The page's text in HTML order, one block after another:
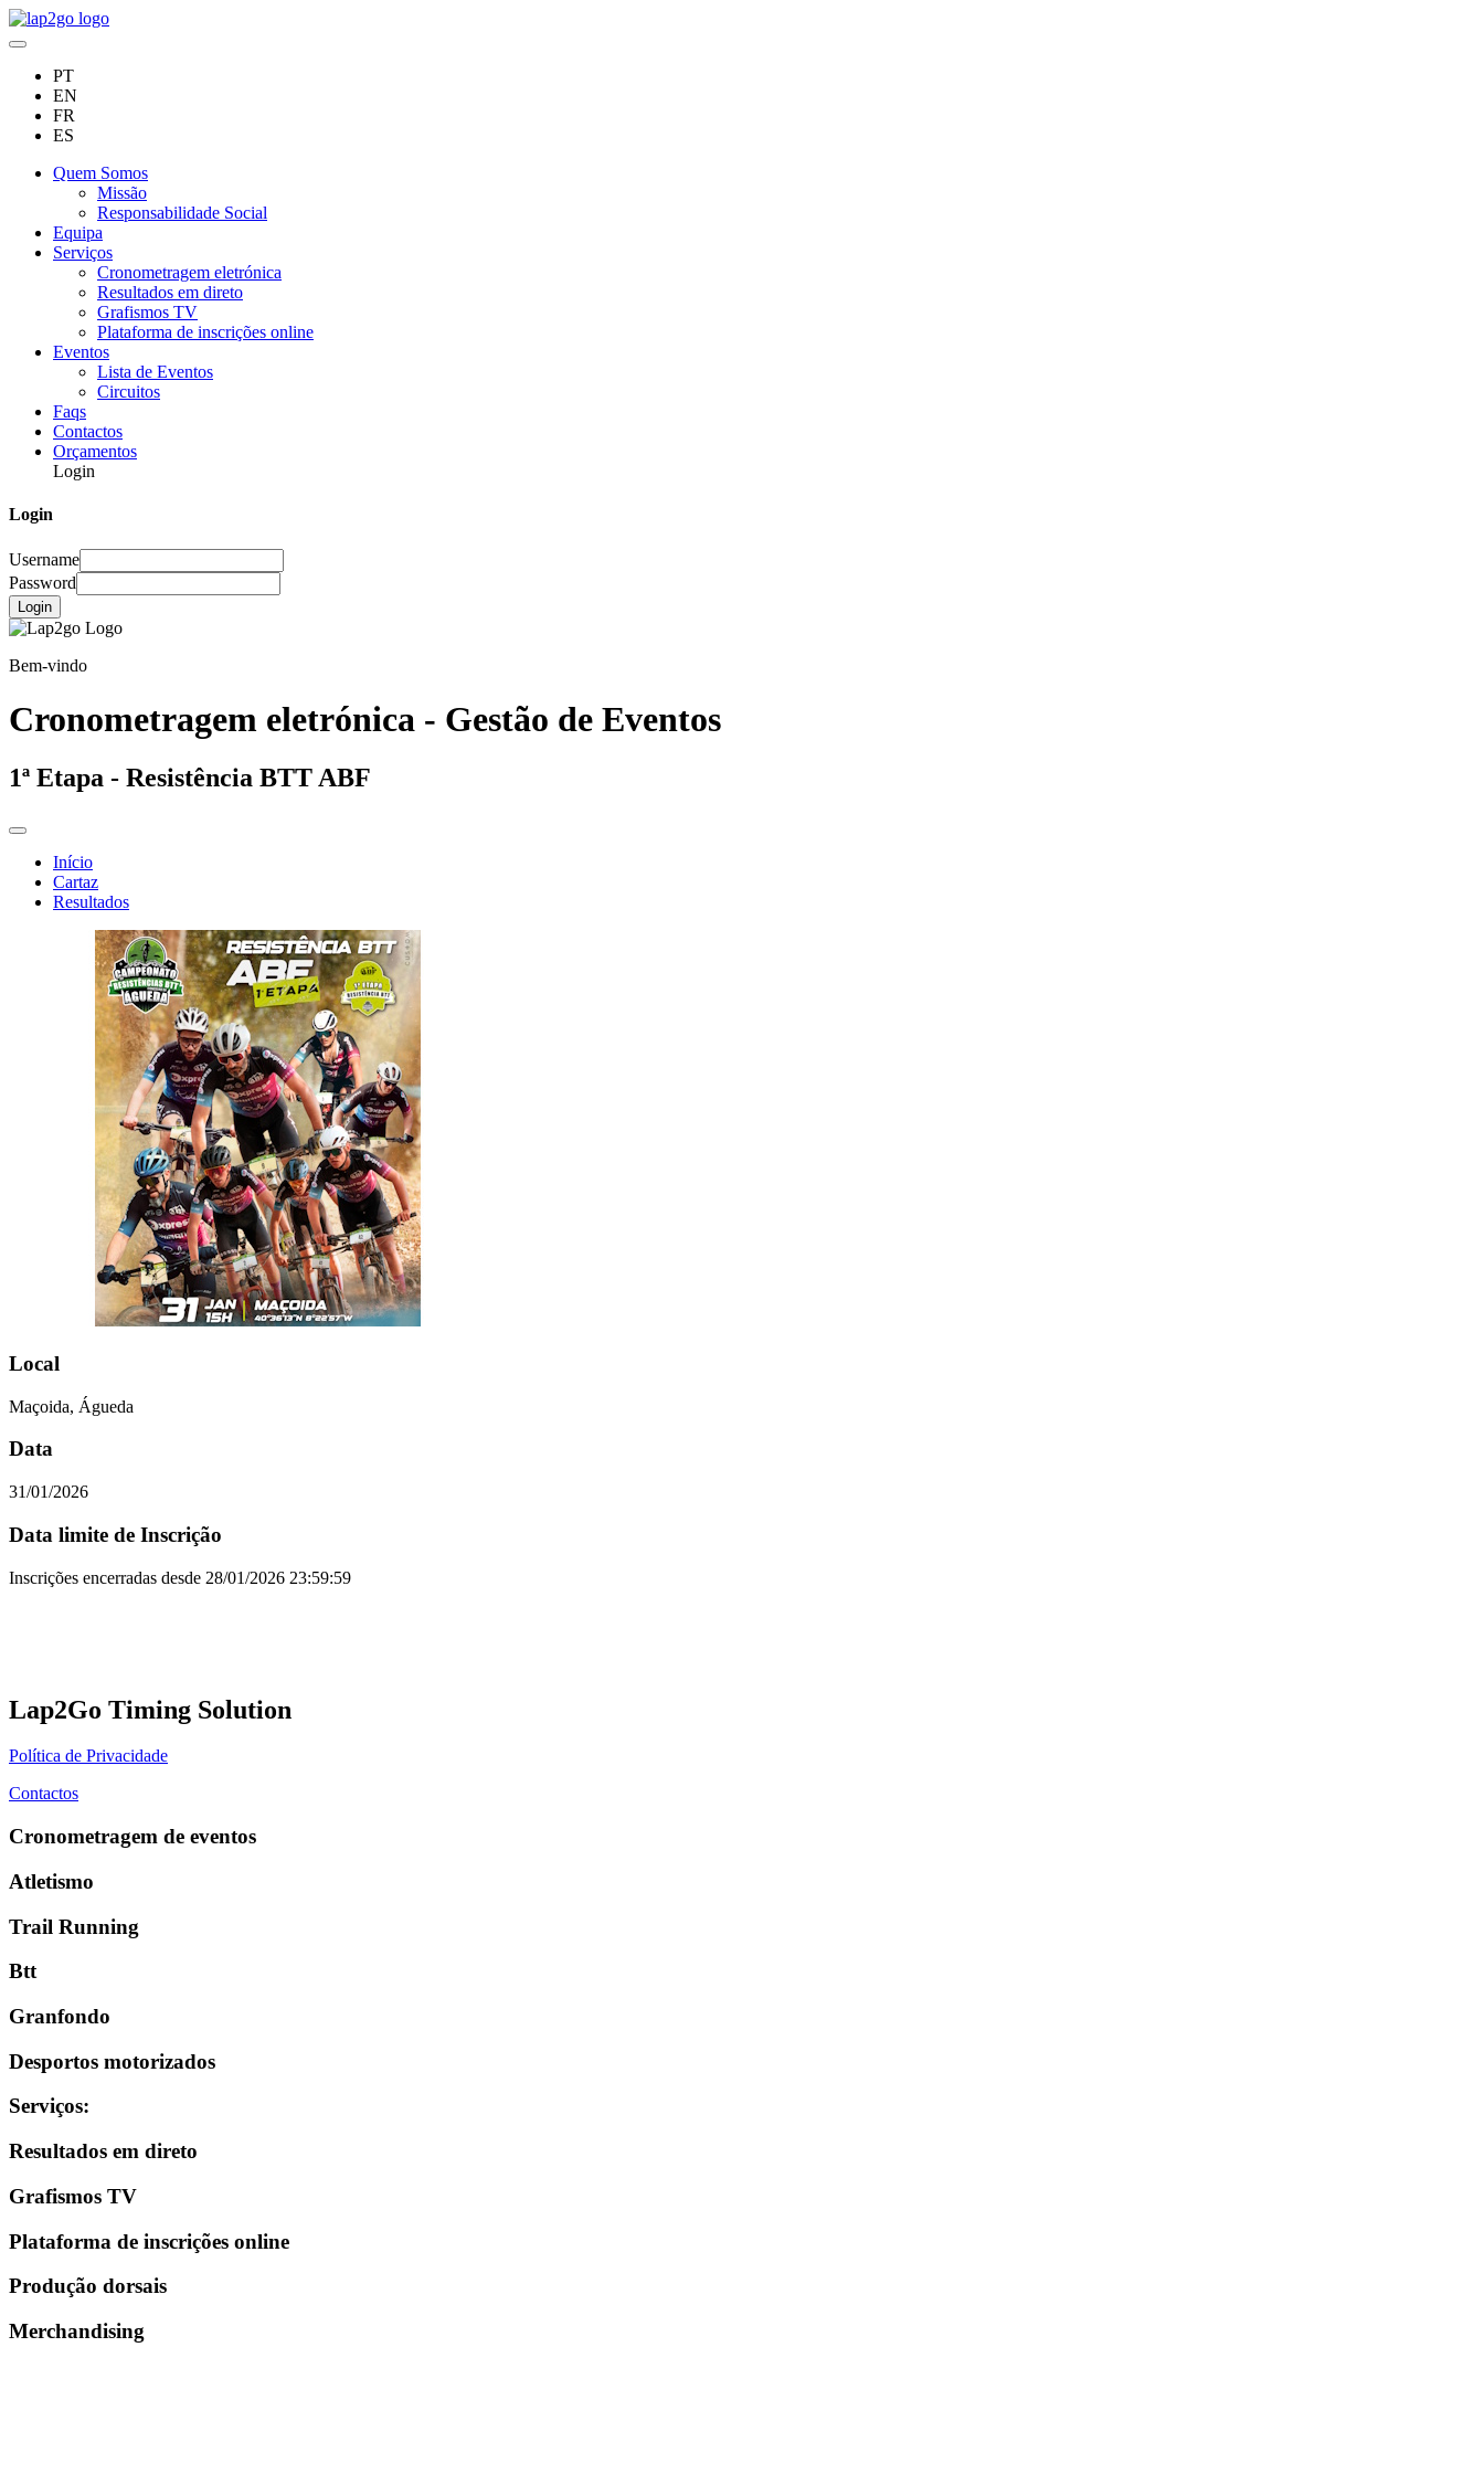
PT
EN
FR
ES
Quem Somos
Missão
Responsabilidade Social
Equipa
Serviços
Cronometragem eletrónica
Resultados em direto
Grafismos TV
Plataforma de inscrições online
Eventos
Lista de Eventos
Circuitos
Faqs
Contactos
Orçamentos
Login
Login
Username
Password
Login
Bem-vindo
Cronometragem eletrónica - Gestão de Eventos
1ª Etapa - Resistência BTT ABF
Início
Cartaz
Resultados
Local
Maçoida, Águeda
Data
31/01/2026
Data limite de Inscrição
Inscrições encerradas desde 28/01/2026 23:59:59
Lap2Go Timing Solution
Política de Privacidade
Contactos
Cronometragem de eventos
Atletismo
Trail Running
Btt
Granfondo
Desportos motorizados
Serviços:
Resultados em direto
Grafismos TV
Plataforma de inscrições online
Produção dorsais
Merchandising